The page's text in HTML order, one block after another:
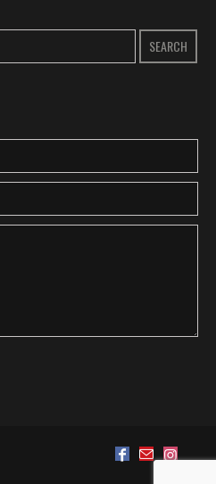
SEARCH